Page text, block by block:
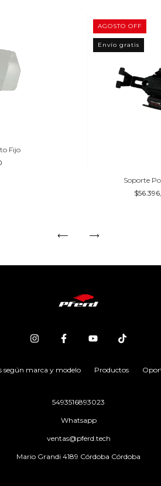
Fijo
AGOSTO OFF
Envío gratis
Soporte
según marca y modelo Productos
5493516893023
Whatsapp
ventas@pferd.tech
Mario Grandi 4189 Córdoba Córdoba